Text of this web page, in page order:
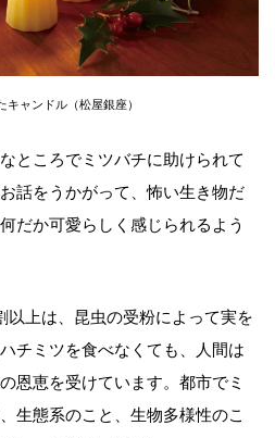
ャンドル（松屋銀座）
ところでミツバチに助けられて
話をうかがって、怖い生き物だ
だか可愛らしく感じられるよう
以上は、昆虫の受粉によって実を
チミツを食べなくても、人間は
恩恵を受けています。都市でミ
生態系のこと、生物多様性のこ